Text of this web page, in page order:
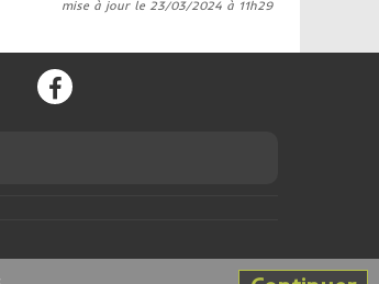
mise à jour le 23/03/2024 à 11h29